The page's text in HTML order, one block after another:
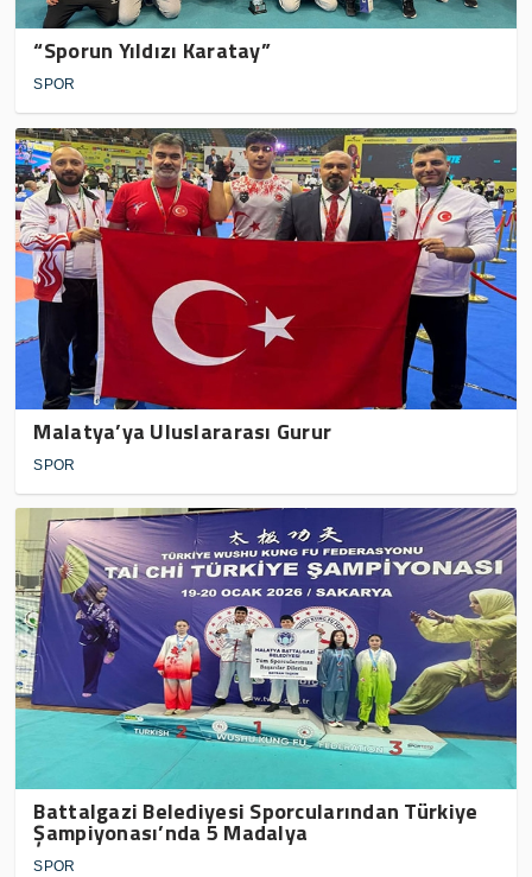
“Sporun Yıldızı Karatay”
SPOR
Malatya’ya Uluslararası Gurur
SPOR
Battalgazi Belediyesi Sporcularından Türkiye
Şampiyonası’nda 5 Madalya
SPOR